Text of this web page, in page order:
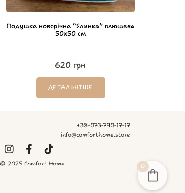
Подушка новорічна “Ялинка” плюшева
50х50 см
620 грн
ДЕТАЛЬНІШЕ
+38-073-790-17-17
info@comforthome.store
© 2025 Comfort Home 0